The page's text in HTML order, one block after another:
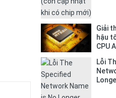
Giải
hậu
CPU
Lỗi